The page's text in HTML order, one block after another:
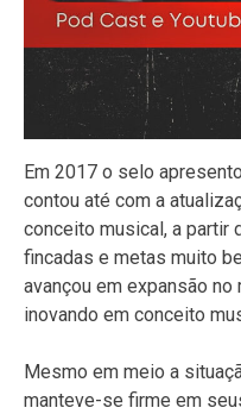
Em 2017 o selo
contou até com a
conceito musical, a partir
fincadas e metas muito
avançou em expansão
inovando em conceito
Mesmo em meio a
manteve-se firme em